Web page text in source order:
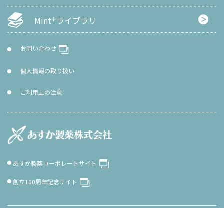
Mint+ライブラリ
お問い合わせ
個人情報の取り扱い
ご利用上の注意
あすか製薬コーポレートサイト
創立100周年記念サイト